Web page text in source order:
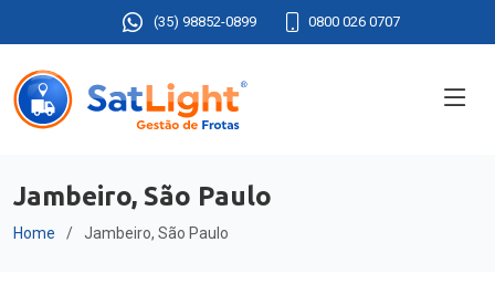
(35) 98852-0899 0800 026 0707
Jambeiro, São Paulo
Home Jambeiro, São Paulo